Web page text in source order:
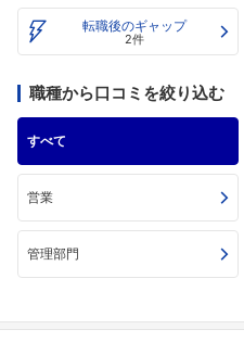
転職後のギャップ
2件
職種から口コミを絞り込む
すべて
営業
管理部門